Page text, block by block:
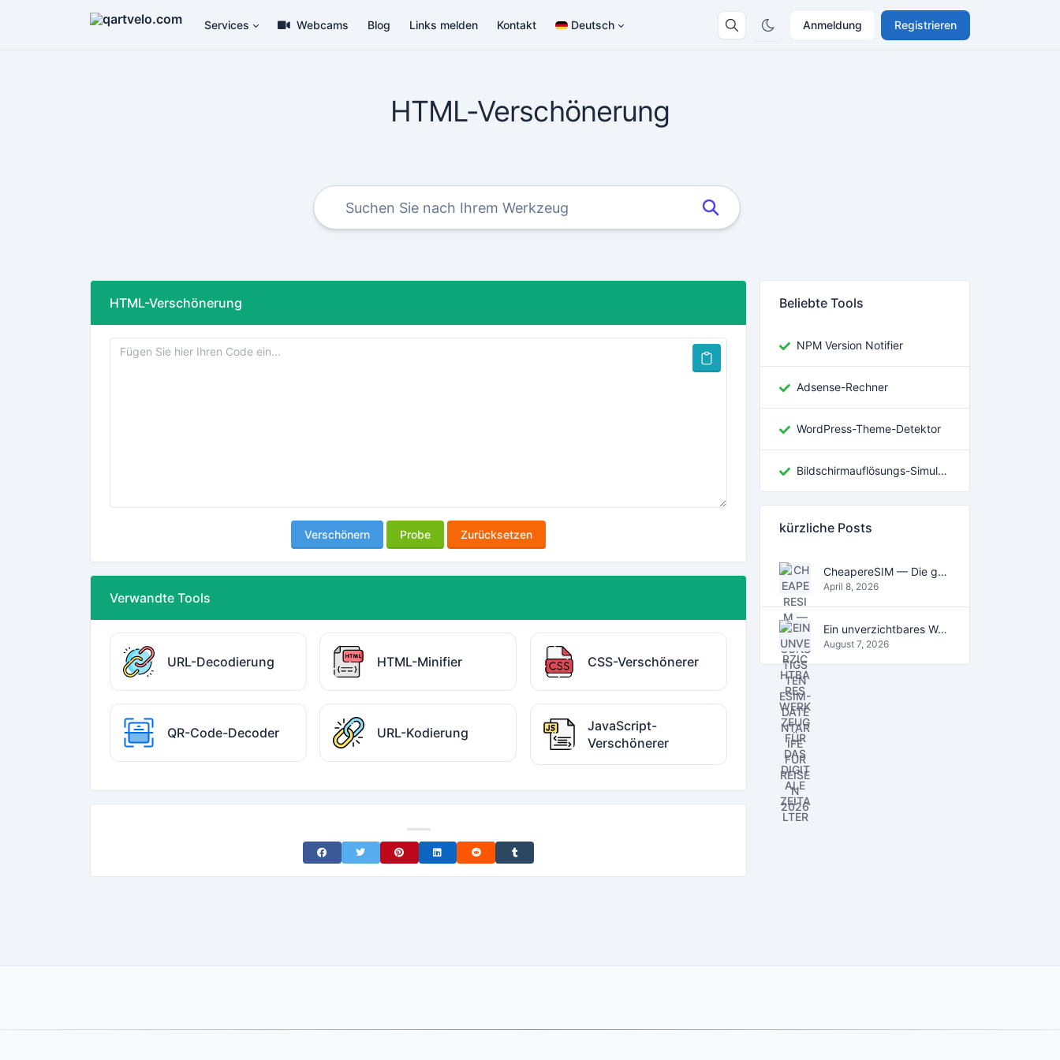
Anmeldung Registrieren
Services Webcams Blog Links melden Kontakt Deutsch
HTML-Verschönerung
HTML-Verschönerung
Verschönern Probe Zurücksetzen
Verwandte Tools
URL-Decodierung HTML-Minifier CSS-Verschönerer
QR-Code-Decoder URL-Kodierung
JavaScript-
Verschönerer
Share on Facebook
Share on TwitterShare on Pinterest
Share on LinkedIn
Share on RedditShare on Tumblr
Beliebte Tools
NPM Version Notifier
Adsense-Rechner
WordPress-Theme-Detektor
Bildschirmauflösungs-Simulator
kürzliche Posts
CheapereSIM — Die günstigsten eSIM-Datentarife für Reisen 2026
April 8, 2026
Ein unverzichtbares Werkzeug für das digitale Zeitalter
August 7, 2026